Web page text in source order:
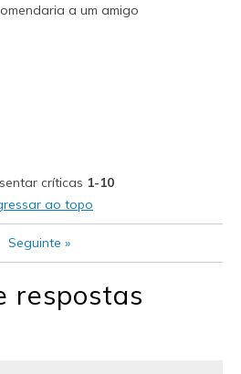
true to width
a um amigo
críticas 1-10
ao topo
Seguinte »
respostas